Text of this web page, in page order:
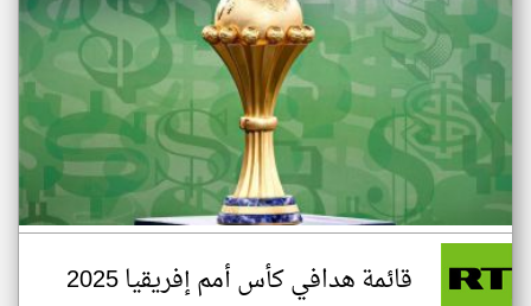
قائمة هدافي كأس أمم إفريقيا 2025